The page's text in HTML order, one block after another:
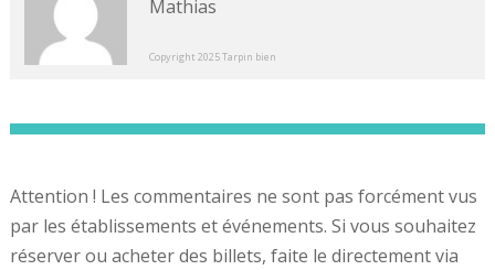
Mathias
Copyright 2025 Tarpin bien
Attention ! Les commentaires ne sont pas forcément vus
par les établissements et événements. Si vous souhaitez
réserver ou acheter des billets, faite le directement via